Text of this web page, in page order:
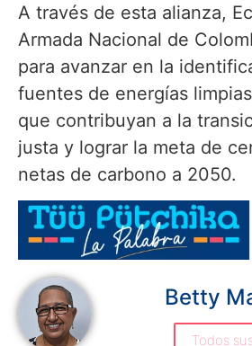
A través de esta alianza,
Armada Nacional de
para avanzar en la
fuentes de energías
que contribuyan a la
justa y lograr la meta de
netas de carbono a 2050.
Betty
Todos